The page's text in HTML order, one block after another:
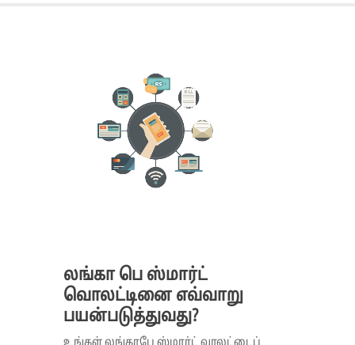
லங்கா பெ ஸ்மார்ட்
வொலட்டினை எவ்வாறு
பயன்படுத்துவது?